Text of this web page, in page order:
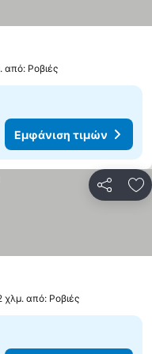
από: Ροβιές
Εμφάνιση τιμών
χλμ. από: Ροβιές